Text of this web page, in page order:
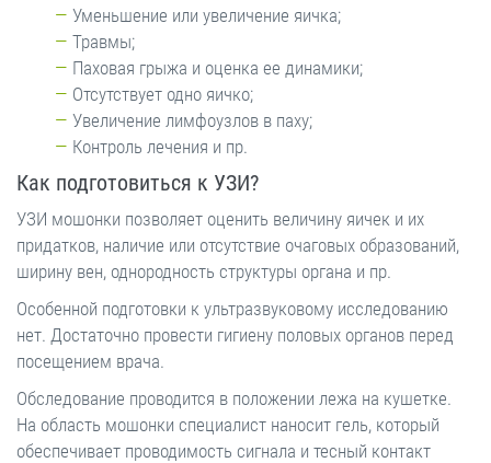
Уменьшение или увеличение яичка;
Травмы;
Паховая грыжа и оценка ее динамики;
Отсутствует одно яичко;
Увеличение лимфоузлов в паху;
Контроль лечения и пр.
Как подготовиться к УЗИ?
УЗИ мошонки позволяет оценить величину яичек и их
придатков, наличие или отсутствие очаговых образований,
ширину вен, однородность структуры органа и пр.
Особенной подготовки к ультразвуковому исследованию
нет. Достаточно провести гигиену половых органов перед
посещением врача.
Обследование проводится в положении лежа на кушетке.
На область мошонки специалист наносит гель, который
обеспечивает проводимость сигнала и тесный контакт